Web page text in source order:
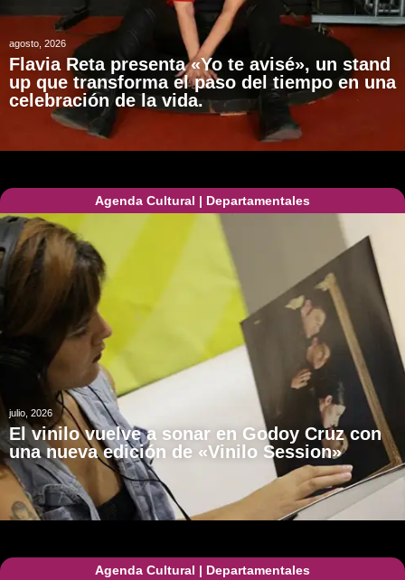
agosto, 2026
Flavia Reta presenta «Yo te avisé», un stand
up que transforma el paso del tiempo en una
celebración de la vida.
Agenda Cultural | Departamentales
julio, 2026
El vinilo vuelve a sonar en Godoy Cruz con
una nueva edición de «Vinilo Session»
Agenda Cultural | Departamentales